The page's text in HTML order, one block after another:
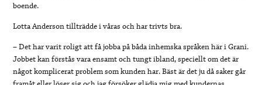
boende.
Lotta Anderson tillträdde i våras och har trivts bra.
– Det har varit roligt att få jobba på båda inhemska språken här i Grani.
Jobbet kan förstås vara ensamt och tungt ibland, speciellt om det är
något komplicerat problem som kunden har. Bäst är det ju då saker går